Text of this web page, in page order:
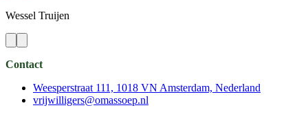
Wessel Truijen
Contact
Weesperstraat 111, 1018 VN Amsterdam, Nederland
vrijwilligers@omassoep.nl